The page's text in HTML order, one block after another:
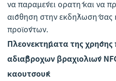
να παραμένει ορατή και να
αίσθηση στην εκδήλωσή
προϊόντων.
Πλεονεκτήματα της
αδιάβροχων βραχιολιών
καουτσούκ